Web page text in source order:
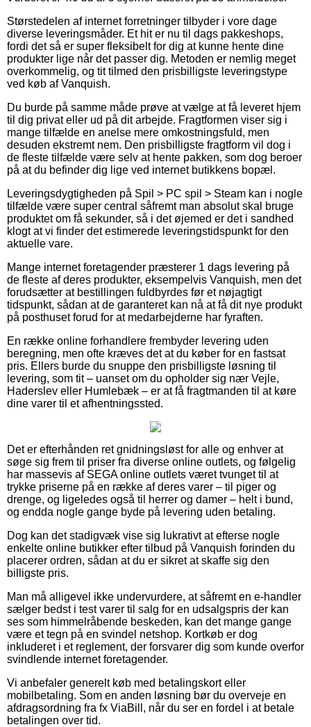
Størstedelen af internet forretninger tilbyder i vore dage
diverse leveringsmåder. Et hit er nu til dags pakkeshops,
fordi det så er super fleksibelt for dig at kunne hente dine
produkter lige når det passer dig. Metoden er nemlig meget
overkommelig, og tit tilmed den prisbilligste leveringstype
ved køb af Vanquish.
Du burde på samme måde prøve at vælge at få leveret hjem
til dig privat eller ud på dit arbejde. Fragtformen viser sig i
mange tilfælde en anelse mere omkostningsfuld, men
desuden ekstremt nem. Den prisbilligste fragtform vil dog i
de fleste tilfælde være selv at hente pakken, som dog beroer
på at du befinder dig lige ved internet butikkens bopæl.
Leveringsdygtigheden på Spil > PC spil > Steam kan i nogle
tilfælde være super central såfremt man absolut skal bruge
produktet om få sekunder, så i det øjemed er det i sandhed
klogt at vi finder det estimerede leveringstidspunkt for den
aktuelle vare.
Mange internet foretagender præsterer 1 dags levering på
de fleste af deres produkter, eksempelvis Vanquish, men det
forudsætter at bestillingen fuldbyrdes før et nøjagtigt
tidspunkt, sådan at de garanteret kan nå at få dit nye produkt
på posthuset forud for at medarbejderne har fyraften.
En række online forhandlere frembyder levering uden
beregning, men ofte kræves det at du køber for en fastsat
pris. Ellers burde du snuppe den prisbilligste løsning til
levering, som tit – uanset om du opholder sig nær Vejle,
Haderslev eller Humlebæk – er at få fragtmanden til at køre
dine varer til et afhentningssted.
Det er efterhånden ret gnidningsløst for alle og enhver at
søge sig frem til priser fra diverse online outlets, og følgelig
har massevis af SEGA online outlets været tvunget til at
trykke priserne på en række af deres varer – til piger og
drenge, og ligeledes også til herrer og damer – helt i bund,
og endda nogle gange byde på levering uden betaling.
Dog kan det stadigvæk vise sig lukrativt at efterse nogle
enkelte online butikker efter tilbud på Vanquish forinden du
placerer ordren, sådan at du er sikret at skaffe sig den
billigste pris.
Man må alligevel ikke undervurdere, at såfremt en e-handler
sælger bedst i test varer til salg for en udsalgspris der kan
ses som himmelråbende beskeden, kan det mange gange
være et tegn på en svindel netshop. Kortkøb er dog
inkluderet i et reglement, der forsvarer dig som kunde overfor
svindlende internet foretagender.
Vi anbefaler generelt køb med betalingskort eller
mobilbetaling. Som en anden løsning bør du overveje en
afdragsordning fra fx ViaBill, når du ser en fordel i at betale
betalingen over tid.